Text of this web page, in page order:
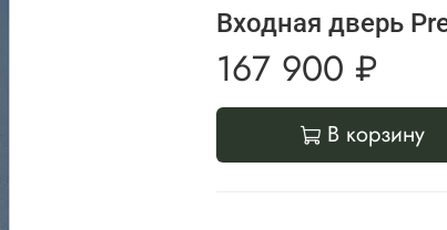
Входная дверь
167 900 ₽
В корзину